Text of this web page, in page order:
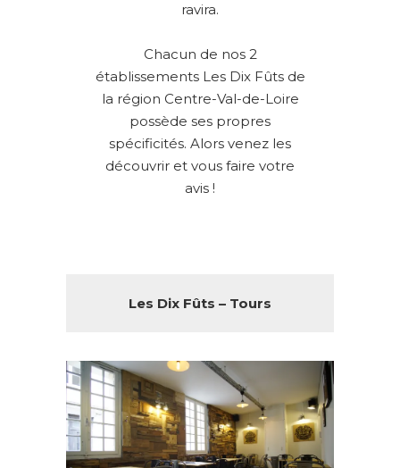
ravira.
Chacun de nos 2
établissements Les Dix Fûts de
la région Centre-Val-de-Loire
possède ses propres
spécificités. Alors venez les
découvrir et vous faire votre
avis !
Les Dix Fûts – Tours